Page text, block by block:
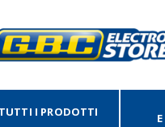
TUTTI I PRODOTTI